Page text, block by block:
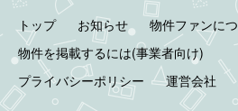
トップ お知らせ 物件ファンに
物件を掲載するには(事業者向け)
プライバシーポリシー
運営会社